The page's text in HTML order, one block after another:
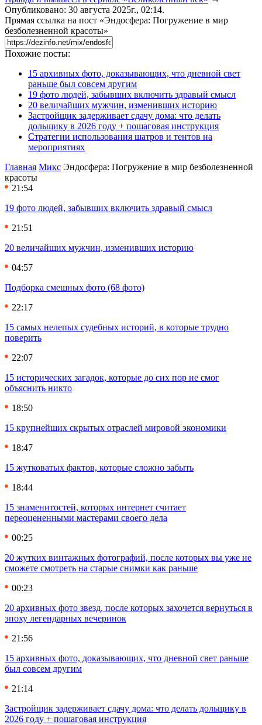
Опубликовано: 30 августа 2025г., 02:14.
Прямая ссылка на пост «Эндосфера: Погружение в мир
безболезненной красоты»
Похожие посты:
15 архивных фото, доказывающих, что дневной свет
раньше был совсем другим
19 фото людей, забывших включить здравый смысл
20 величайших мужчин, изменивших историю
Застройщик задерживает сдачу дома: что делать
дольщику в 2026 году + пошаговая инструкция
Стратегии использования шатров и тентов на
мероприятиях
Главная Микс Эндосфера: Погружение в мир безболезненной
красоты
21:54
19 фото людей, забывших включить здравый смысл
21:51
20 величайших мужчин, изменивших историю
04:57
Подборка смешных фото (68 фото)
22:17
15 самых нелепых судебных историй, в которые трудно
поверить
22:07
15 исторических загадок, которые до сих пор не смог
объяснить никто
18:50
15 крупнейших скрытых отраслей мировой экономики
18:47
15 жутковатых фактов, которые сложно забыть
18:44
15 знаменитостей, которых интернет считает
переоцененными мастерами своего дела
00:25
20 жутких винтажных фотографий, после которых вы уже не
сможете смотреть на старые снимки как раньше
00:23
20 архивных фото звезд, после которых захочется вернуться в
эпоху легендарных вечеринок
21:56
15 архивных фото, доказывающих, что дневной свет раньше
был совсем другим
21:14
Застройщик задерживает сдачу дома: что делать дольщику в
2026 году + пошаговая инструкция